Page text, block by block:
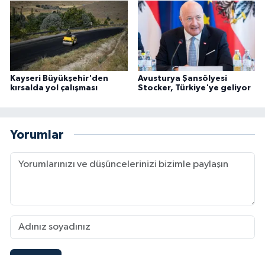
Kayseri Büyükşehir'den
kırsalda yol çalışması
Avusturya Şansölyesi
Stocker, Türkiye'ye geliyor
Yorumlar